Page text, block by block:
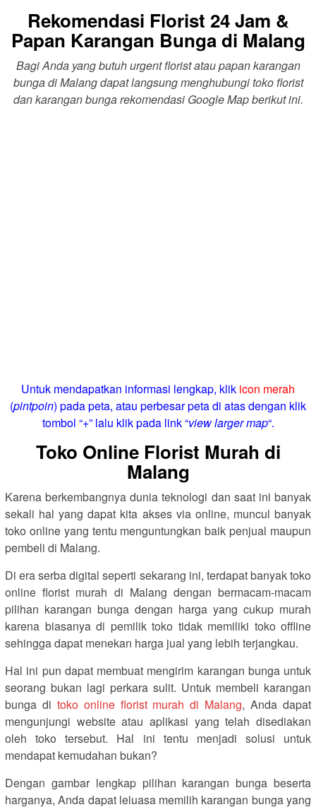
Rekomendasi Florist 24 Jam &
Papan Karangan Bunga di Malang
Bagi Anda yang butuh urgent florist atau papan karangan
bunga di Malang dapat langsung menghubungi toko florist
dan karangan bunga rekomendasi Google Map berikut ini.
Untuk mendapatkan informasi lengkap, klik icon merah
(pintpoin) pada peta, atau perbesar peta di atas dengan klik
tombol “+” lalu klik pada link “view larger map“.
Toko Online Florist Murah di
Malang
Karena berkembangnya dunia teknologi dan saat ini banyak
sekali hal yang dapat kita akses via online, muncul banyak
toko online yang tentu menguntungkan baik penjual maupun
pembeli di Malang.
Di era serba digital seperti sekarang ini, terdapat banyak toko
online florist murah di Malang dengan bermacam-macam
pilihan karangan bunga dengan harga yang cukup murah
karena biasanya di pemilik toko tidak memiliki toko offline
sehingga dapat menekan harga jual yang lebih terjangkau.
Hal ini pun dapat membuat mengirim karangan bunga untuk
seorang bukan lagi perkara sulit. Untuk membeli karangan
bunga di toko online florist murah di Malang, Anda dapat
mengunjungi website atau aplikasi yang telah disediakan
oleh toko tersebut. Hal ini tentu menjadi solusi untuk
mendapat kemudahan bukan?
Dengan gambar lengkap pilihan karangan bunga beserta
harganya, Anda dapat leluasa memilih karangan bunga yang